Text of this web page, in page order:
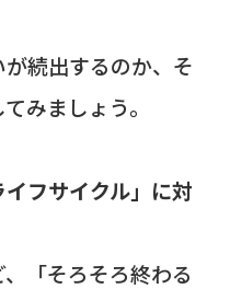
続出するのか、そ
みましょう。
イフサイクル」に対
「そろそろ終わる